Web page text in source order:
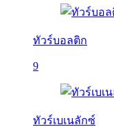
ทัวร์บอลติก
9
ทัวร์เบเนลักซ์